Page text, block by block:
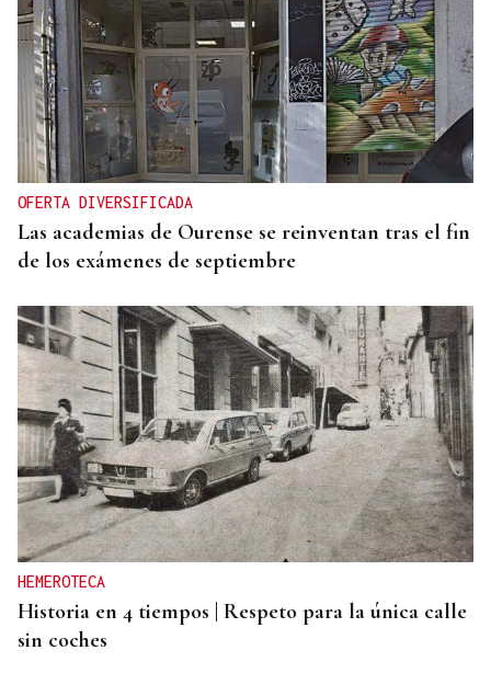
OFERTA DIVERSIFICADA
Las academias de Ourense se reinventan tras el fin
de los exámenes de septiembre
HEMEROTECA
Historia en 4 tiempos | Respeto para la única calle
sin coches